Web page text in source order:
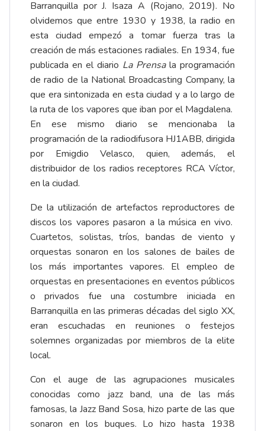
Barranquilla por J. Isaza A (Rojano, 2019). No
olvidemos que entre 1930 y 1938, la radio en
esta ciudad empezó a tomar fuerza tras la
creación de más estaciones radiales. En 1934, fue
publicada en el diario La Prensala programación
de radio de la National Broadcasting Company, la
que era sintonizada en esta ciudad y a lo largo de
la ruta de los vapores que iban por el Magdalena.
En ese mismo diario se mencionaba la
programación de la radiodifusora HJ1ABB, dirigida
por Emigdio Velasco, quien, además, el
distribuidor de los radios receptores RCA Víctor,
en la ciudad.
De la utilización de artefactos reproductores de
discos los vapores pasaron a la música en vivo.
Cuartetos, solistas, tríos, bandas de viento y
orquestas sonaron en los salones de bailes de
los más importantes vapores. El empleo de
orquestas en presentaciones en eventos públicos
o privados fue una costumbre iniciada en
Barranquilla en las primeras décadas del siglo XX,
eran escuchadas en reuniones o festejos
solemnes organizadas por miembros de la elite
local.
Con el auge de las agrupaciones musicales
conocidas como jazz band, una de las más
famosas, la Jazz Band Sosa, hizo parte de las que
sonaron en los buques. Lo hizo hasta 1938